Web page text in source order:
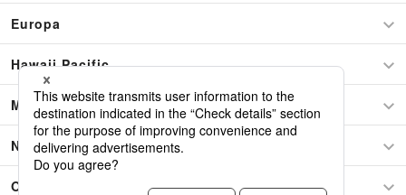
Europa
Hawaii Pacific
Medio este
Norteamérica
Oceanía